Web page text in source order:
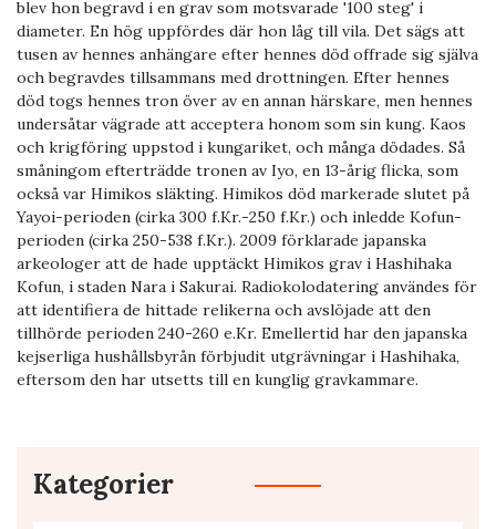
blev hon begravd i en grav som motsvarade '100 steg' i
diameter. En hög uppfördes där hon låg till vila. Det sägs att
tusen av hennes anhängare efter hennes död offrade sig själva
och begravdes tillsammans med drottningen. Efter hennes
död togs hennes tron ​​över av en annan härskare, men hennes
undersåtar vägrade att acceptera honom som sin kung. Kaos
och krigföring uppstod i kungariket, och många dödades. Så
småningom efterträdde tronen av Iyo, en 13-årig flicka, som
också var Himikos släkting. Himikos död markerade slutet på
Yayoi-perioden (cirka 300 f.Kr.-250 f.Kr.) och inledde Kofun-
perioden (cirka 250-538 f.Kr.). 2009 förklarade japanska
arkeologer att de hade upptäckt Himikos grav i Hashihaka
Kofun, i staden Nara i Sakurai. Radiokolodatering användes för
att identifiera de hittade relikerna och avslöjade att den
tillhörde perioden 240-260 e.Kr. Emellertid har den japanska
kejserliga hushållsbyrån förbjudit utgrävningar i Hashihaka,
eftersom den har utsetts till en kunglig gravkammare.
Kategorier